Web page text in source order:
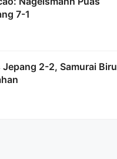
7-1
Jepang 2-2, Samurai Biru